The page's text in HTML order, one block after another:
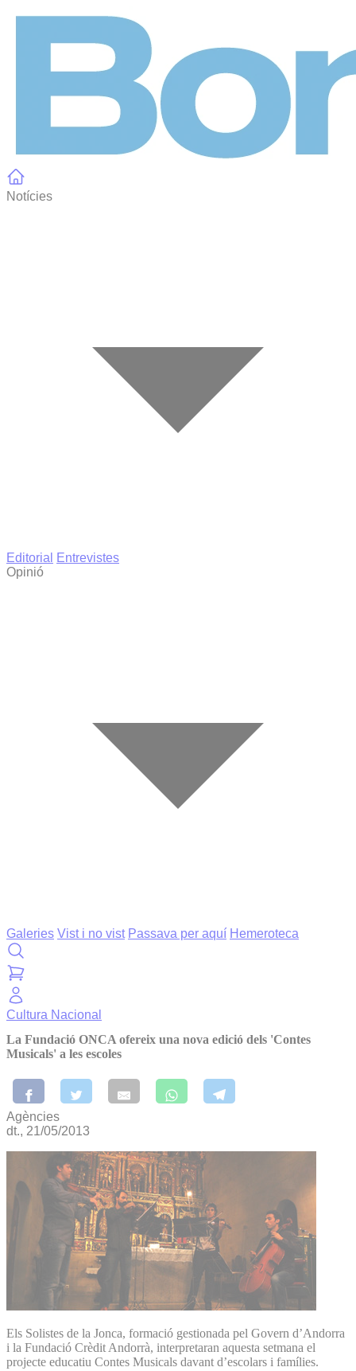
Notícies
Editorial
Entrevistes
Opinió
Galeries Vist i no vist Passava per aquí Hemeroteca
Cultura Nacional
La Fundació ONCA ofereix una nova edició dels 'Contes
Musicals' a les escoles
Agències
dt., 21/05/2013
Els Solistes de la Jonca, formació gestionada pel Govern d’Andorra
i la Fundació Crèdit Andorrà, interpretaran aquesta setmana el
projecte educatiu Contes Musicals davant d’escolars i famílies.